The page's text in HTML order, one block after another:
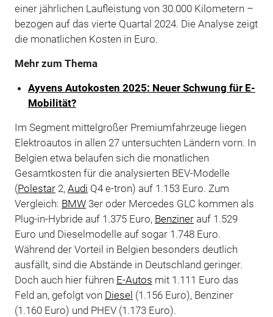
einer jährlichen Laufleistung von 30.000 Kilometern –
bezogen auf das vierte Quartal 2024. Die Analyse zeigt
die monatlichen Kosten in Euro.
Mehr zum Thema
Ayvens Autokosten 2025: Neuer Schwung für E-
Mobilität?
Im Segment mittelgroßer Premiumfahrzeuge liegen
Elektroautos in allen 27 untersuchten Ländern vorn. In
Belgien etwa belaufen sich die monatlichen
Gesamtkosten für die analysierten BEV-Modelle
(Polestar2, Audi Q4 e-tron) auf 1.153 Euro. Zum
Vergleich: BMW3er oder Mercedes GLC kommen als
Plug-in-Hybride auf 1.375 Euro, Benzinerauf 1.529
Euro und Dieselmodelle auf sogar 1.748 Euro.
Während der Vorteil in Belgien besonders deutlich
ausfällt, sind die Abstände in Deutschland geringer.
Doch auch hier führen E-Autos mit 1.111 Euro das
Feld an, gefolgt von Diesel (1.156 Euro), Benziner
(1.160 Euro) und PHEV (1.173 Euro).